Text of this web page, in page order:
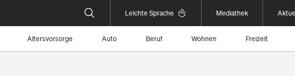
Leichte Sprache Mediathek
Altersvorsorge Auto Beruf Wohnen Freizeit